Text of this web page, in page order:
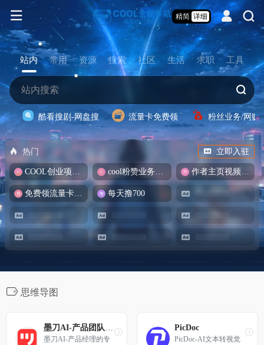
精简 详细
站内 常用 资源 搜索 社区 生活 求职 工具
酷看搜剧-网盘搜 流量卡免费领 粉丝业务/网赚/
热门 立即入驻
COOL创业项目商城 cool粉赞业务商城【爆粉引流】 作者主页视频批量提取
免费领流量卡-包邮 每天撸700
思维导图
墨刀AI-产品团队超级智能体
墨刀AI-产品经理的专
PicDoc
PicDoc-AI文本转视觉